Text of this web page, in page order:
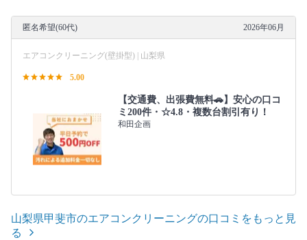
匿名希望(60代) 2026年06月
エアコンクリーニング(壁掛型) | 山梨県
5.00
【交通費、出張費無料🚗】安心の口コ
ミ200件・☆4.8・複数台割引有り！
和田企画
山梨県甲斐市のエアコンクリーニングの口コミをもっと見
る